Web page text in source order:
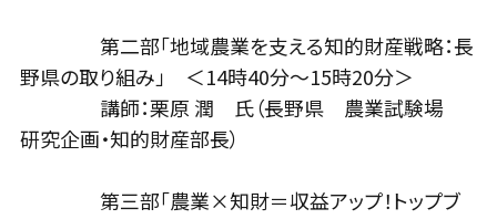
第二部「地域農業を支える知的財産戦略：長
野県の取り組み」 ＜14時40分～15時20分＞
講師：栗原 潤 氏（長野県 農業試験場
研究企画・知的財産部長）
第三部「農業×知財＝収益アップ！トップブ